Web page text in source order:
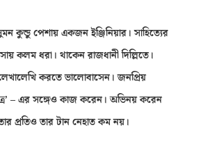
কুন্ডু পেশায় একজন ইঞ্জিনিয়ার। সাহিত্যের
কলম ধরা। থাকেন রাজধানী দিল্লিতে।
করতে ভালোবাসেন। জনপ্রিয়
– এর সঙ্গেও কাজ করেন। অভিনয় করেন
প্রতিও তার টান নেহাত কম নয়।